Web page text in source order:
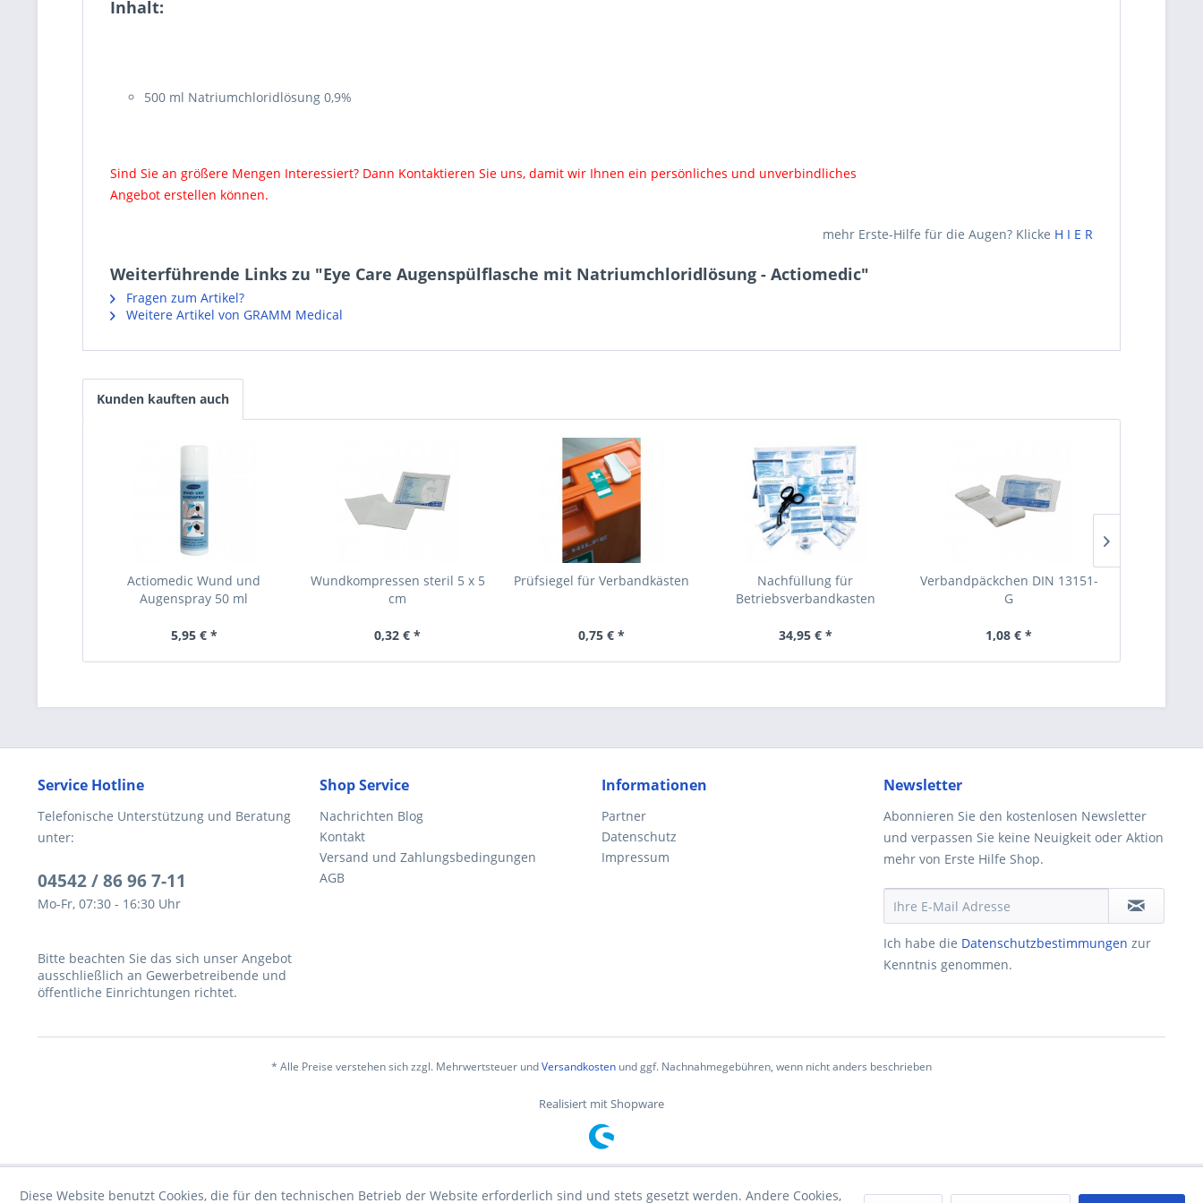
Inhalt:
500 ml Natriumchloridlösung 0,9%
Sind Sie an größere Mengen Interessiert? Dann Kontaktieren Sie uns, damit wir Ihnen ein persönliches und unverbindliches
Angebot erstellen können.
mehr Erste-Hilfe für die Augen? Klicke H I E R
Weiterführende Links zu "Eye Care Augenspülflasche mit Natriumchloridlösung - Actiomedic"
Fragen zum Artikel?
Weitere Artikel von GRAMM Medical
Kunden kauften auch
Actiomedic Wund und
Augenspray 50 ml
5,95 € *
Wundkompressen steril 5 x 5
cm
0,32 € *
Prüfsiegel für Verbandkästen
0,75 € *
Nachfüllung für
Betriebsverbandkasten
34,95 € *
Verbandpäckchen DIN 13151-
G
1,08 € *
Service Hotline
Telefonische Unterstützung und Beratung
unter:
04542 / 86 96 7-11
Mo-Fr, 07:30 - 16:30 Uhr
Bitte beachten Sie das sich unser Angebot
ausschließlich an Gewerbetreibende und
öffentliche Einrichtungen richtet.
Shop Service
Nachrichten Blog
Kontakt
Versand und Zahlungsbedingungen
AGB
Informationen
Partner
Datenschutz
Impressum
Newsletter
Abonnieren Sie den kostenlosen Newsletter
und verpassen Sie keine Neuigkeit oder Aktion
mehr von Erste Hilfe Shop.
Ich habe die Datenschutzbestimmungen zur
Kenntnis genommen.
* Alle Preise verstehen sich zzgl. Mehrwertsteuer undVersandkosten und ggf. Nachnahmegebühren, wenn nicht anders beschrieben
Realisiert mit Shopware
Diese Website benutzt Cookies, die für den technischen Betrieb der Website erforderlich sind und stets gesetzt werden. Andere Cookies,